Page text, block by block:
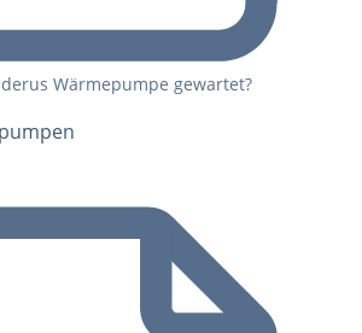
Wärmepumpe gewartet?